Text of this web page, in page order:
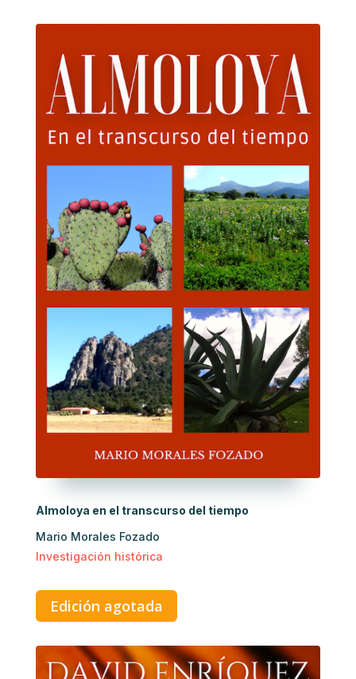
Almoloya en el transcurso del tiempo
Mario Morales Fozado
Investigación histórica
Edición agotada